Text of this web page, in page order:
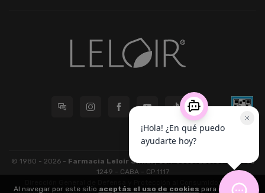
© 1980 - 2026 - Farmacia Leloir S.R.L.
| CUIT 33609220789 - Larrea
1249 - CABA - CP 1117
Dirección General de Defensa y Protección al Consumidor: Para
Al navegar por este sitio aceptás el uso de cookies para agilizar tu